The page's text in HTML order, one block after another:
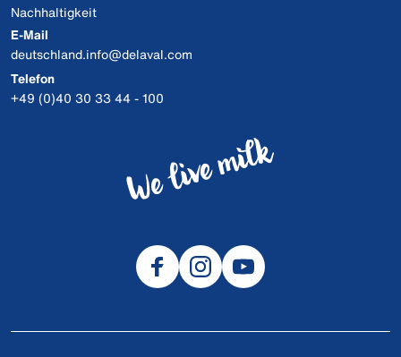
Nachhaltigkeit
E-Mail
deutschland.info@delaval.com
Telefon
+49 (0)40 30 33 44 - 100